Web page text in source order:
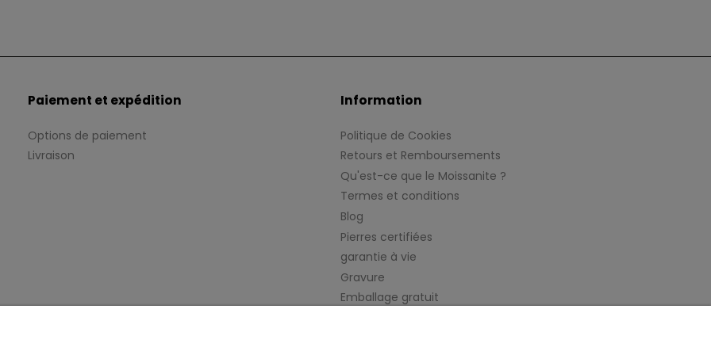
Paiement et expédition
Options de paiement
Livraison
Information
Politique de Cookies
Retours et Remboursements
Qu'est-ce que le Moissanite ?
Termes et conditions
Blog
Pierres certifiées
garantie à vie
Gravure
Emballage gratuit